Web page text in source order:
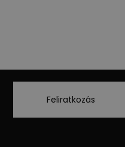
Feliratkozás